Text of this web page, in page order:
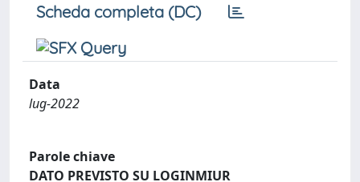
Scheda completa (DC)
Data
lug-2022
Parole chiave
DATO PREVISTO SU LOGINMIUR